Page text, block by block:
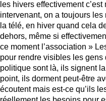
les hivers effectivement
intervenant, on a toujours
la télé, en hiver quand cela
dehors, même si
ce moment l’association »
pour rendre visibles les
politique sont là, ils signent
point, ils dorment peut-être
écoutent mais est-ce qu’ils